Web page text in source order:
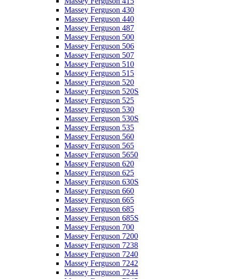
Massey Ferguson 430
Massey Ferguson 440
Massey Ferguson 487
Massey Ferguson 500
Massey Ferguson 506
Massey Ferguson 507
Massey Ferguson 510
Massey Ferguson 515
Massey Ferguson 520
Massey Ferguson 520S
Massey Ferguson 525
Massey Ferguson 530
Massey Ferguson 530S
Massey Ferguson 535
Massey Ferguson 560
Massey Ferguson 565
Massey Ferguson 5650
Massey Ferguson 620
Massey Ferguson 625
Massey Ferguson 630S
Massey Ferguson 660
Massey Ferguson 665
Massey Ferguson 685
Massey Ferguson 685S
Massey Ferguson 700
Massey Ferguson 7200
Massey Ferguson 7238
Massey Ferguson 7240
Massey Ferguson 7242
Massey Ferguson 7244